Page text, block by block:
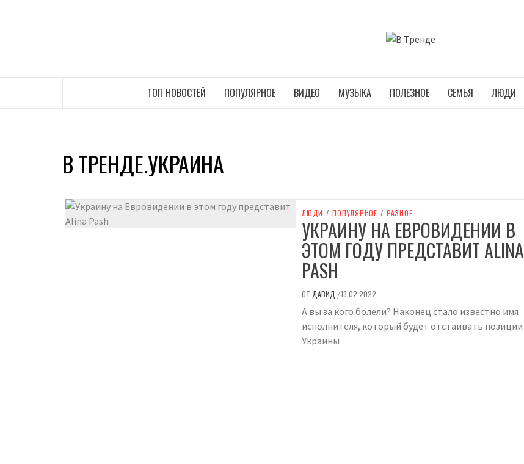
ТОП НОВОСТЕЙ ПОПУЛЯРНОЕ ВИДЕО МУЗЫКА ПОЛЕЗНОЕ СЕМЬЯ ЛЮДИ
В ТРЕНДЕ.УКРАИНА
ЛЮДИ / ПОПУЛЯРНОЕ / РАЗНОЕ
УКРАИНУ НА ЕВРОВИДЕНИИ В
ЭТОМ ГОДУ ПРЕДСТАВИТ ALINA
PASH
ОТ ДАВИД /13.02.2022
А вы за кого болели? Наконец стало известно имя
исполнителя, который будет отстаивать позиции
Украины